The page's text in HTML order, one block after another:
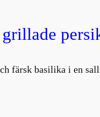
grillade
färsk basilika i en